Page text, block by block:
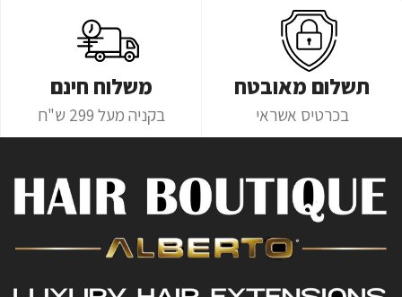
תשלום מאובטח
בכרטיס אשראי
משלוח חינם
בקניה מעל 299 ש"ח